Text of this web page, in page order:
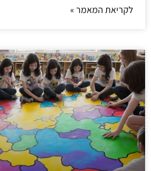
לקריאת המאמר »